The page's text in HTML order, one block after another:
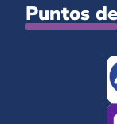
Puntos